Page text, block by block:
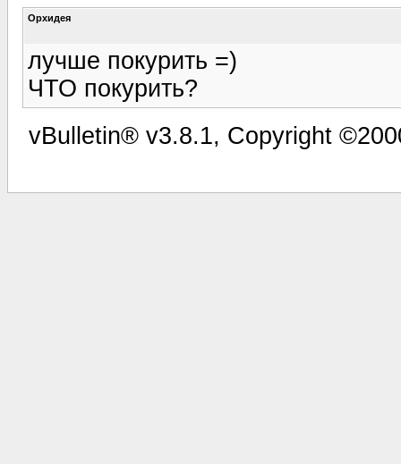
Орхидея
лучше покурить =)
ЧТО покурить?
vBulletin® v3.8.1, Copyright